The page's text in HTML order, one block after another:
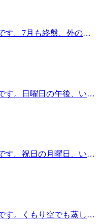
施術時間＋20分ほどお
11:30～20:00〈住所〉東
わせもご相談ください
が可能です。12:50～
元をすっきり整えて、
いませ。こちらは現時
る可能性がございま
ス内容やご案内時間は、
認、会員情報登録のお
術時間+20分のお時間を
店〈営業時間〉＜平日
～20時〈住所〉東京都江
〈電話〉03-6808-0869
すすめは、長めにしっか
レッシュ80分」です。
えていきます。短いコ
疲れを週末前にリセッ
金曜日のうちにお身体
せんか。長めのコースを
をぜひお早めにご確認く
、ご案内できる時間が
せくださいませ。※コー
のお客様は、注意事項の
す。Re.Ra.Ku 葛西駅前
時＜土日祝日＞11時半～
42-3 ソレイユプラザ
ら
す。7月も終盤、外の暑
り、夕方頃にどっと疲
ないでしょうか。本日は
ており、ご案内できる
お時間です。19:10～
ボディケアで少しお身
ちらは現時点の空き状
変更やキャンセルによ
性がございます。ご予約
利用のお客様は、注意
ています。Re.Ra.Ku 葛
中葛西5-42-3 ソレイユプ
す。日曜日の午後、いか
ね。外は荒れ気味で
を作ってみませんか。す
爽快ヘッドスパがおす
、お出かけの合間、週
シュ時間を過ごしませ
の際は、足元にお気を
は現時点の空き状況で
やキャンセルにより、ご
す。祝日の月曜日、いか
期です。本日は、以下
～13:30 / 16:10～18:50肩
になる方は、祝日のう
ぜひお立ち寄りください
す。くもり空でも蒸し暑